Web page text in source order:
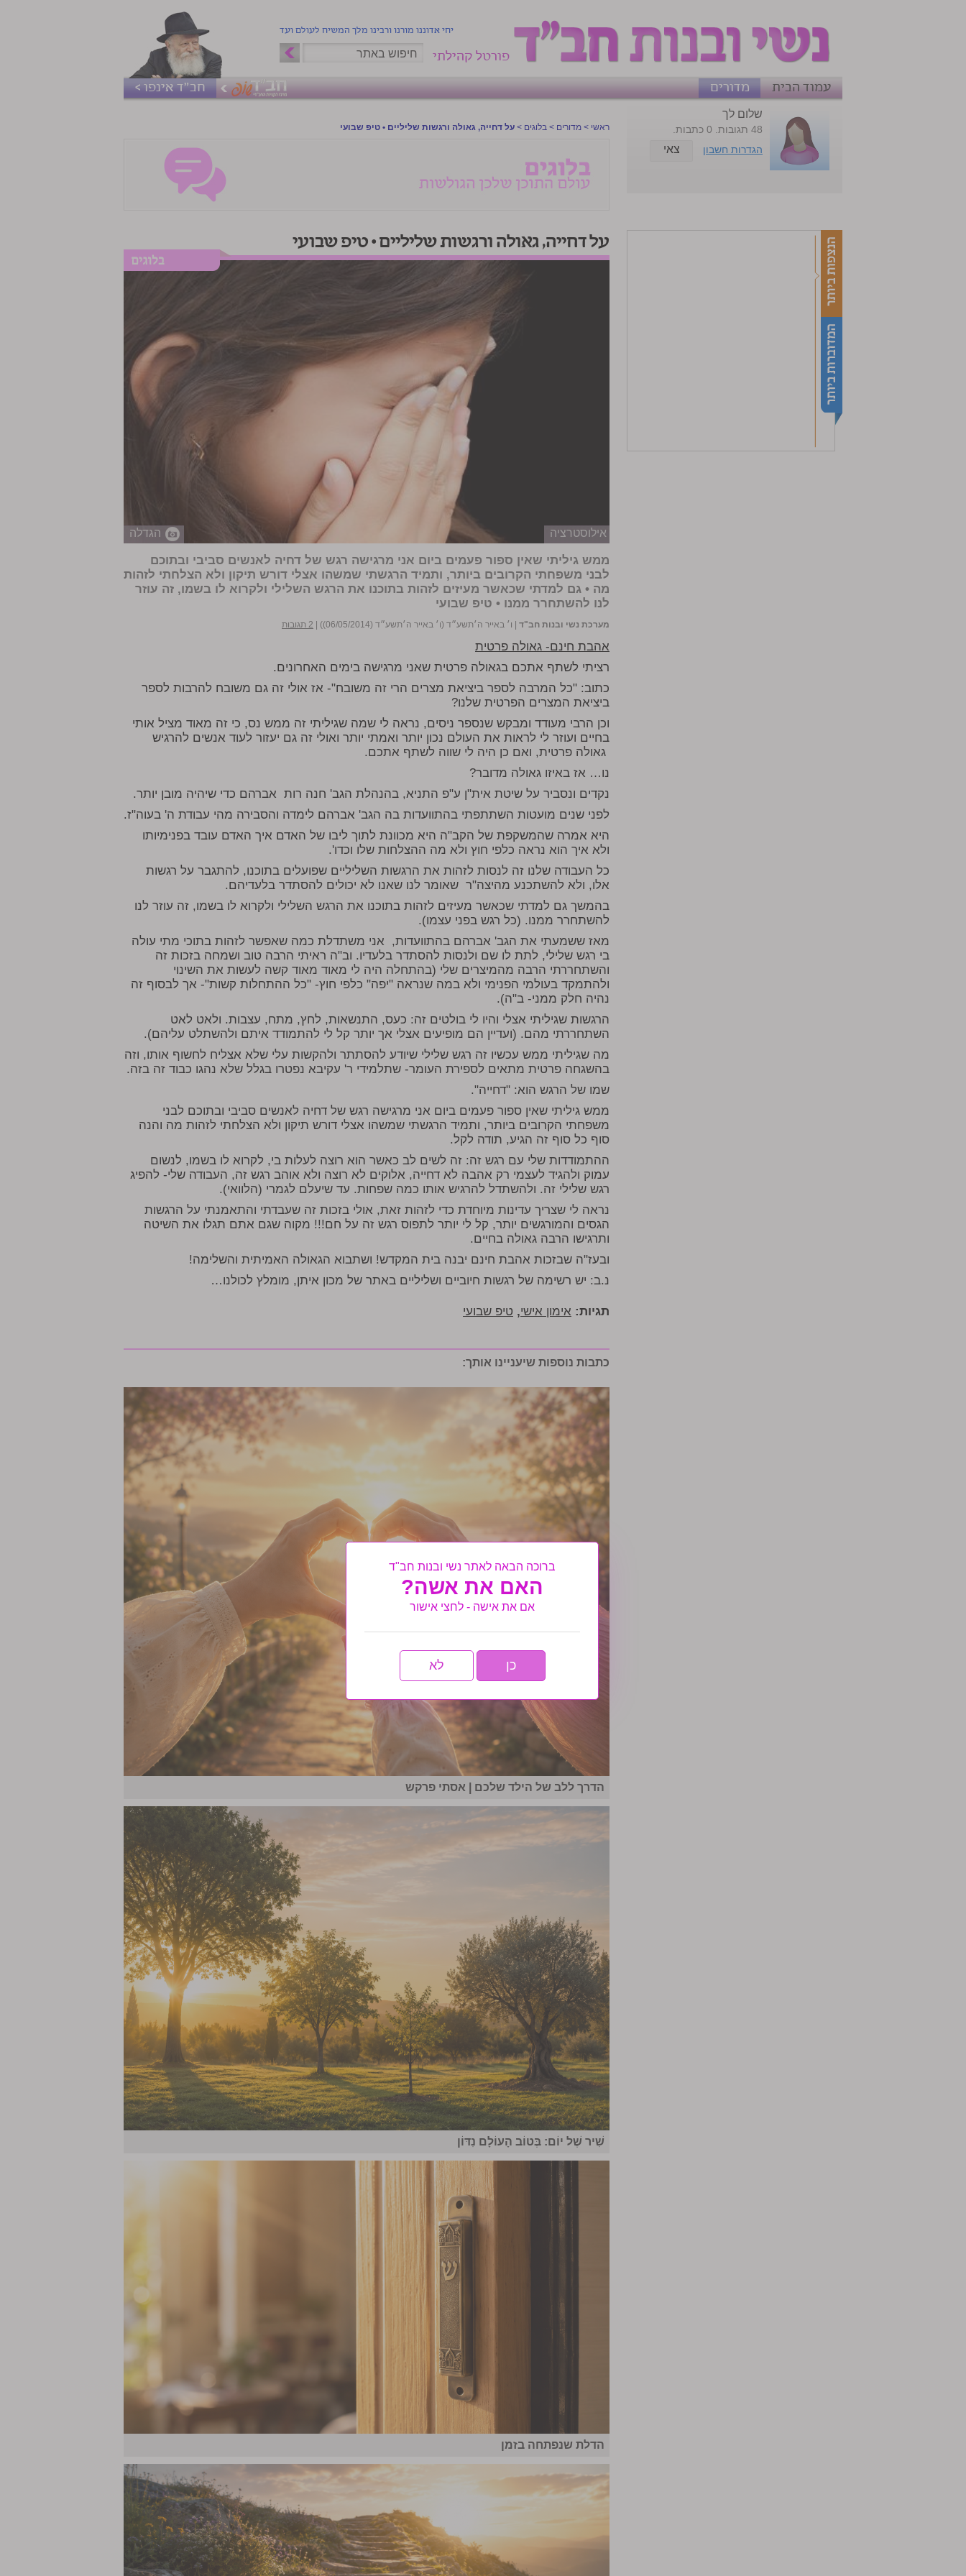
יחי אדוננו מורנו ורבינו מלך המשיח לעולם ועד
פורטל קהילתי
עמוד הבית
מדורים חב"ד אינפו >
ראשי > מדורים > בלוגים > על דחייה, גאולה ורגשות שליליים • טיפ שבועי
על דחייה, גאולה ורגשות שליליים • טיפ שבועי
אילוסטרציה הגדלה
ממש גיליתי שאין ספור פעמים ביום אני מרגישה רגש של דחיה לאנשים סביבי ובתוכם
לבני משפחתי הקרובים ביותר, ותמיד הרגשתי שמשהו אצלי דורש תיקון ולא הצלחתי לזהות
מה • גם למדתי שכאשר מעיזים לזהות בתוכנו את הרגש השלילי ולקרוא לו בשמו, זה עוזר
לנו להשתחרר ממנו • טיפ שבועי
מערכת נשי ובנות חב"ד ו׳ באייר ה׳תשע״ד (ו׳ באייר ה׳תשע״ד (06/05/2014)) 2 תגובות
אהבת חינם- גאולה פרטית
רציתי לשתף אתכם בגאולה פרטית שאני מרגישה בימים האחרונים.
כתוב: "כל המרבה לספר ביציאת מצרים הרי זה משובח"- אז אולי זה גם משובח להרבות לספר
ביציאת המצרים הפרטית שלנו?
וכן הרבי מעודד ומבקש שנספר ניסים, נראה לי שמה שגיליתי זה ממש נס, כי זה מאוד מציל אותי
בחיים ועוזר לי לראות את העולם נכון יותר ואמתי יותר ואולי זה גם יעזור לעוד אנשים להרגיש
גאולה פרטית, ואם כן היה לי שווה לשתף אתכם.
נו… אז באיזו גאולה מדובר?
נקדים ונסביר על שיטת אית"ן ע"פ התניא, בהנהלת הגב' חנה רות אברהם כדי שיהיה מובן יותר.
לפני שנים מועטות השתתפתי בהתוועדות בה הגב' אברהם לימדה והסבירה מהי עבודת ה' בעוה"ז.
היא אמרה שהמשקפת של הקב"ה היא מכוונת לתוך ליבו של האדם איך האדם עובד בפנימיותו
ולא איך הוא נראה כלפי חוץ ולא מה ההצלחות שלו וכדו'.
כל העבודה שלנו זה לנסות לזהות את הרגשות השליליים שפועלים בתוכנו, להתגבר על רגשות
אלו, ולא להשתכנע מהיצה"ר שאומר לנו שאנו לא יכולים להסתדר בלעדיהם.
בהמשך גם למדתי שכאשר מעיזים לזהות בתוכנו את הרגש השלילי ולקרוא לו בשמו, זה עוזר לנו
להשתחרר ממנו. (כל רגש בפני עצמו).
מאז ששמעתי את הגב' אברהם בהתוועדות, אני משתדלת כמה שאפשר לזהות בתוכי מתי עולה
בי רגש שלילי, לתת לו שם ולנסות להסתדר בלעדיו. וב"ה ראיתי הרבה טוב ושמחה בזכות זה
והשתחררתי הרבה מהמיצרים שלי (בהתחלה היה לי מאוד מאוד קשה לעשות את השינוי
ולהתמקד בעולמי הפנימי ולא במה שנראה "יפה" כלפי חוץ- "כל ההתחלות קשות"- אך לבסוף זה
נהיה חלק ממני- ב"ה).
הרגשות שגיליתי אצלי והיו לי בולטים זה: כעס, התנשאות, לחץ, מתח, עצבות. ולאט לאט
השתחררתי מהם. (ועדיין הם מופיעים אצלי אך יותר קל לי להתמודד איתם ולהשתלט עליהם).
מה שגיליתי ממש עכשיו זה רגש שלילי שיודע להסתתר ולהקשות עלי שלא אצליח לחשוף אותו, וזה
בהשגחה פרטית מתאים לספירת העומר- שתלמידי ר' עקיבא נפטרו בגלל שלא נהגו כבוד זה בזה.
שמו של הרגש הוא: "דחייה".
ממש גיליתי שאין ספור פעמים ביום אני מרגישה רגש של דחיה לאנשים סביבי ובתוכם לבני
משפחתי הקרובים ביותר, ותמיד הרגשתי שמשהו אצלי דורש תיקון ולא הצלחתי לזהות מה והנה
סוף כל סוף זה הגיע, תודה לקל.
ההתמודדות שלי עם רגש זה: זה לשים לב כאשר הוא רוצה לעלות בי, לקרוא לו בשמו, לנשום
עמוק ולהגיד לעצמי רק אהבה לא דחייה, אלוקים לא רוצה ולא אוהב רגש זה, העבודה שלי- להפיג
רגש שלילי זה. ולהשתדל להרגיש אותו כמה שפחות. עד שיעלם לגמרי (הלוואי).
נראה לי שצריך עדינות מיוחדת כדי לזהות זאת, אולי בזכות זה שעבדתי והתאמנתי על הרגשות
הגסים והמורגשים יותר, קל לי יותר לתפוס רגש זה על חם!!! מקוה שגם אתם תגלו את השיטה
ותרגישו הרבה גאולה בחיים.
ובעז"ה שבזכות אהבת חינם יבנה בית המקדש! ושתבוא הגאולה האמיתית והשלימה!
נ.ב: יש רשימה של רגשות חיוביים ושליליים באתר של מכון איתן, מומלץ לכולנו…
תגיות: אימון אישי, טיפ שבועי
כתבות נוספות שיעניינו אותך:
הדרך ללב של הילד שלכם | אסתי פרקש
שִׁיר שֶׁל יוֹם: בְּטוֹב הָעוֹלָם נִדּוֹן
הדלת שנפתחה בזמן
שלום לך
48 תגובות. 0 כתבות.
הגדרות חשבון
צאי
ברוכה הבאה לאתר נשי ובנות חב"ד
האם את אשה?
אם את אישה - לחצי אישור
כן לא